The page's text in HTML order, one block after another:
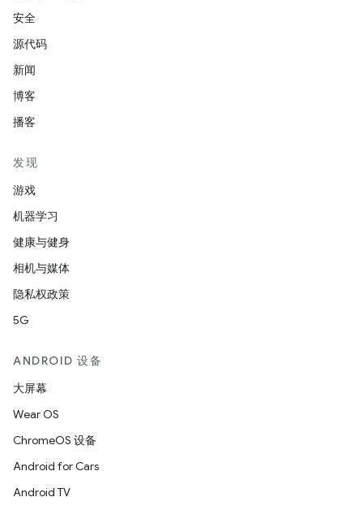
安全
源代码
新闻
博客
播客
发现
游戏
机器学习
健康与健身
相机与媒体
隐私权政策
5G
ANDROID 设备
大屏幕
Wear OS
ChromeOS 设备
Android for Cars
Android TV